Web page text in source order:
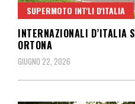
SUPERMOTO INT'LI D'ITALIA
INTERNAZIONALI D’ITALIA
ORTONA
GIUGNO 22, 2026